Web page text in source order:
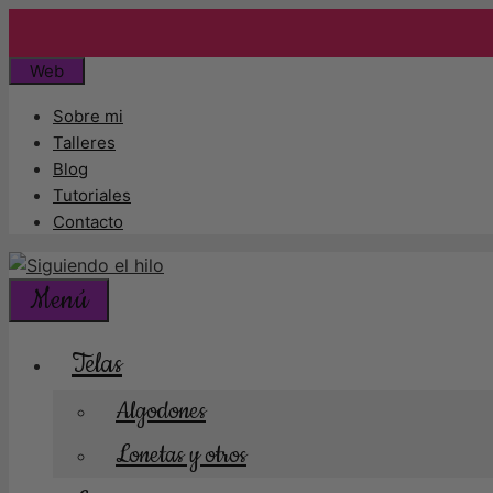
Saltar
contenido
Web
Sobre mi
Talleres
Blog
Tutoriales
Contacto
Menú
Telas
Algodones
Lonetas y otros